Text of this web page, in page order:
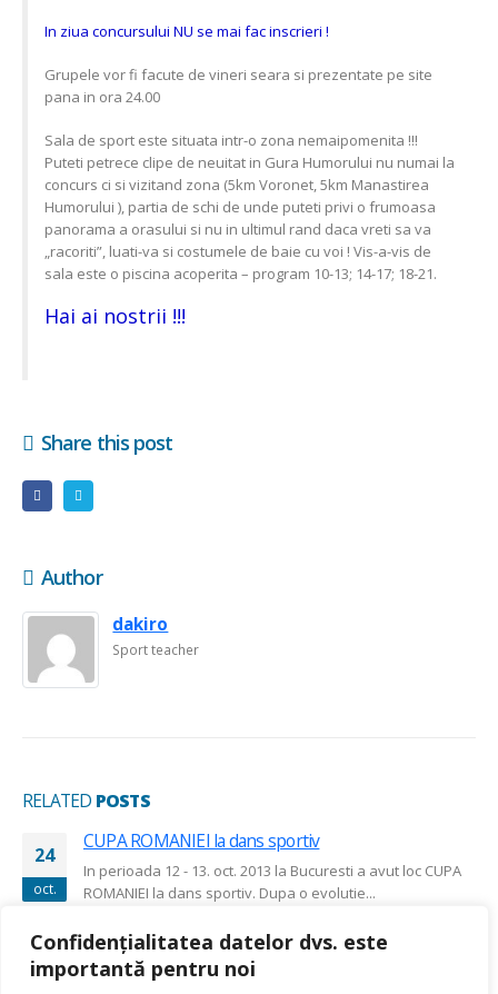
Confidențialitatea datelor dvs. este
importantă pentru noi
In ziua concursului NU se mai fac inscrieri !
Grupele vor fi facute de vineri seara si prezentate pe site
pana in ora 24.00
Sala de sport este situata intr-o zona nemaipomenita !!!
Puteti petrece clipe de neuitat in Gura Humorului nu numai la
concurs ci si vizitand zona (5km Voronet, 5km Manastirea
Humorului ), partia de schi de unde puteti privi o frumoasa
panorama a orasului si nu in ultimul rand daca vreti sa va
„racoriti”, luati-va si costumele de baie cu voi ! Vis-a-vis de
sala este o piscina acoperita – program 10-13; 14-17; 18-21.
Hai ai nostrii !!!
Share this post
Author
dakiro
Sport teacher
RELATED POSTS
24
oct.
CUPA ROMANIEI la dans sportiv
In perioada 12 - 13. oct. 2013 la Bucuresti a avut loc CUPA
ROMANIEI la dans sportiv. Dupa o evolutie...